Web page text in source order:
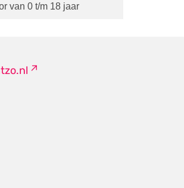
van 0 t/m 18 jaar